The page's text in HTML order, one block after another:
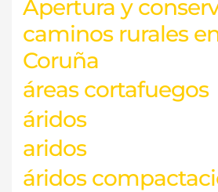
Apertura y
caminos rurales
Coruña
áreas cortafuegos
áridos
aridos
áridos